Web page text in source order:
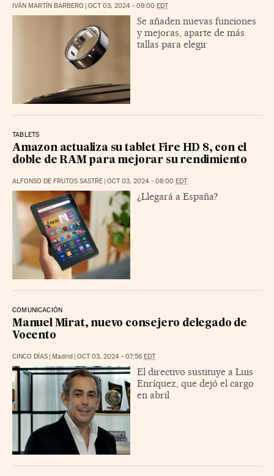
IVÁN MARTÍN BARBERO OCT 03, 2024 - 09:00 EDT
Se añaden nuevas funciones
y mejoras, aparte de más
tallas para elegir
TABLETS
Amazon actualiza su tablet Fire HD 8, con el
doble de RAM para mejorar su rendimiento
ALFONSO DE FRUTOS SASTRE OCT 03, 2024 - 08:00 EDT
¿Llegará a España?
COMUNICACIÓN
Manuel Mirat, nuevo consejero delegado de
Vocento
CINCO DÍAS Madrid OCT 03, 2024 - 07:56 EDT
El directivo sustituye a Luis
Enríquez, que dejó el cargo
en abril